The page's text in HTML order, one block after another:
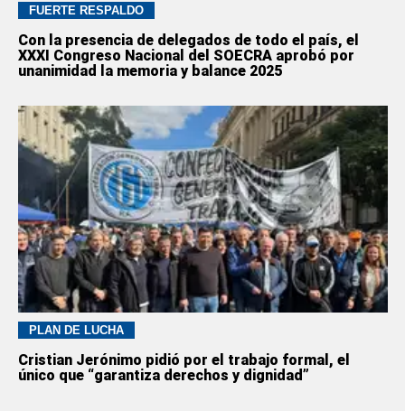
FUERTE RESPALDO
Con la presencia de delegados de todo el país, el
XXXI Congreso Nacional del SOECRA aprobó por
unanimidad la memoria y balance 2025
PLAN DE LUCHA
Cristian Jerónimo pidió por el trabajo formal, el
único que “garantiza derechos y dignidad”